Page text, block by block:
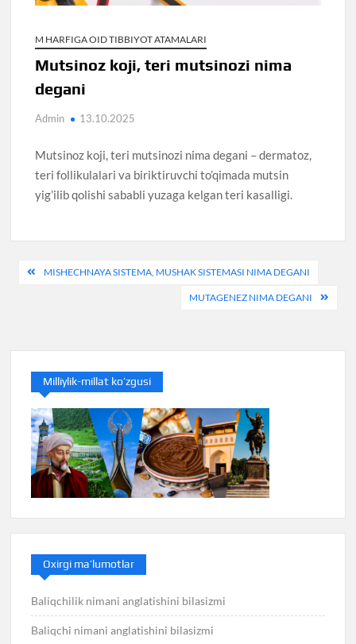
M HARFIGA OID TIBBIYOT ATAMALARI
Mutsinoz koji, teri mutsinozi nima
degani
Admin 13.10.2025
Mutsinoz koji, teri mutsinozi nima degani – dermatoz,
teri follikulalari va biriktiruvchi to’qimada mutsin
yig’ilib qolishi sababli yuzaga kelgan teri kasalligi.
PostMISHECHNAYA SISTEMA, MUSHAK SISTEMASI NIMA DEGANI
MUTAGENEZ NIMA DEGANI
Milliylik-millat ko’zgusi
Oxirgi ma’lumotlar
Baliqchilik nimani anglatishini bilasizmi
Baliqchi nimani anglatishini bilasizmi